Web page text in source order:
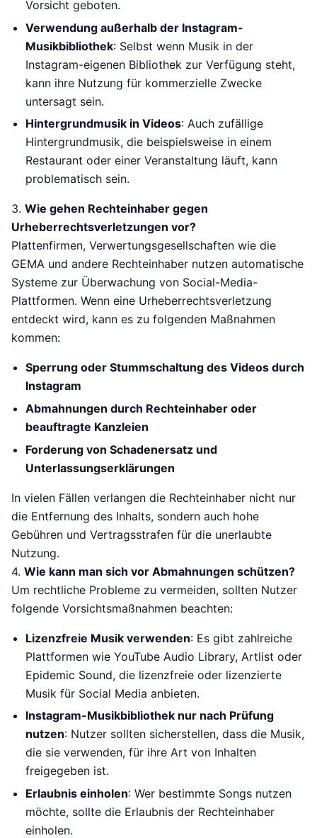
Vorsicht geboten.
Verwendung außerhalb der Instagram-
Musikbibliothek: Selbst wenn Musik in der
Instagram-eigenen Bibliothek zur Verfügung steht,
kann ihre Nutzung für kommerzielle Zwecke
untersagt sein.
Hintergrundmusik in Videos: Auch zufällige
Hintergrundmusik, die beispielsweise in einem
Restaurant oder einer Veranstaltung läuft, kann
problematisch sein.
3. Wie gehen Rechteinhaber gegen
Urheberrechtsverletzungen vor?
Plattenfirmen, Verwertungsgesellschaften wie die
GEMA und andere Rechteinhaber nutzen automatische
Systeme zur Überwachung von Social-Media-
Plattformen. Wenn eine Urheberrechtsverletzung
entdeckt wird, kann es zu folgenden Maßnahmen
kommen:
Sperrung oder Stummschaltung des Videos durch
Instagram
Abmahnungen durch Rechteinhaber oder
beauftragte Kanzleien
Forderung von Schadenersatz und
Unterlassungserklärungen
In vielen Fällen verlangen die Rechteinhaber nicht nur
die Entfernung des Inhalts, sondern auch hohe
Gebühren und Vertragsstrafen für die unerlaubte
Nutzung.
4. Wie kann man sich vor Abmahnungen schützen?
Um rechtliche Probleme zu vermeiden, sollten Nutzer
folgende Vorsichtsmaßnahmen beachten:
Lizenzfreie Musik verwenden: Es gibt zahlreiche
Plattformen wie YouTube Audio Library, Artlist oder
Epidemic Sound, die lizenzfreie oder lizenzierte
Musik für Social Media anbieten.
Instagram-Musikbibliothek nur nach Prüfung
nutzen: Nutzer sollten sicherstellen, dass die Musik,
die sie verwenden, für ihre Art von Inhalten
freigegeben ist.
Erlaubnis einholen: Wer bestimmte Songs nutzen
möchte, sollte die Erlaubnis der Rechteinhaber
einholen.